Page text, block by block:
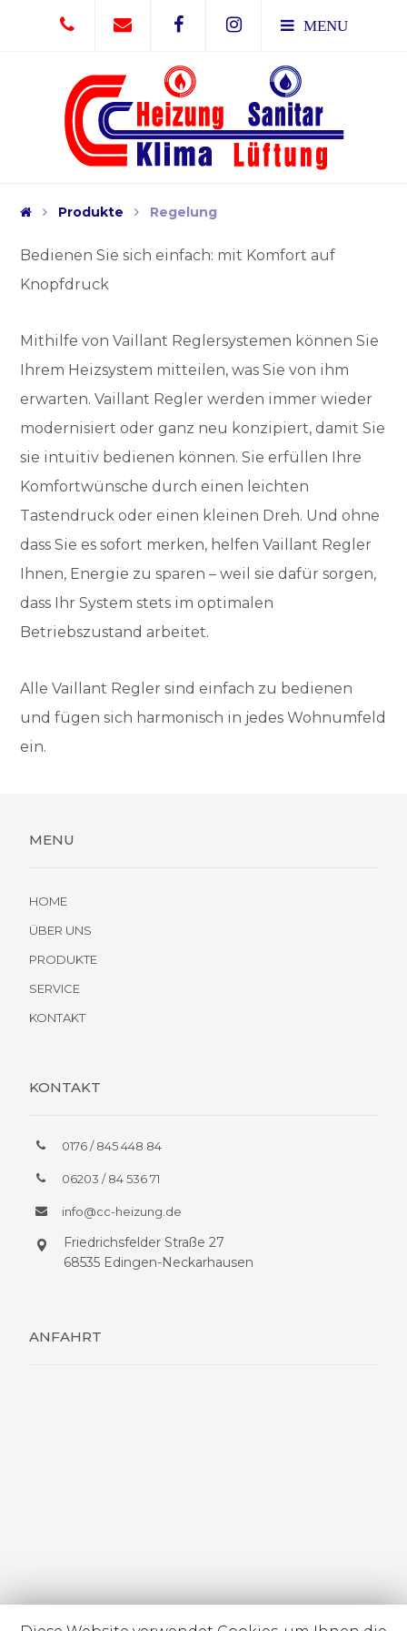
MENU
Produkte Regelung
Bedienen Sie sich einfach: mit Komfort auf
Knopfdruck
Mithilfe von Vaillant Reglersystemen können Sie
Ihrem Heizsystem mitteilen, was Sie von ihm
erwarten. Vaillant Regler werden immer wieder
modernisiert oder ganz neu konzipiert, damit Sie
sie intuitiv bedienen können. Sie erfüllen Ihre
Komfortwünsche durch einen leichten
Tastendruck oder einen kleinen Dreh. Und ohne
dass Sie es sofort merken, helfen Vaillant Regler
Ihnen, Energie zu sparen – weil sie dafür sorgen,
dass Ihr System stets im optimalen
Betriebszustand arbeitet.
Alle Vaillant Regler sind einfach zu bedienen
und fügen sich harmonisch in jedes Wohnumfeld
ein.
MENU
HOME
ÜBER UNS
PRODUKTE
SERVICE
KONTAKT
KONTAKT
0176 / 845 448 84
06203 / 84 536 71
info@cc-heizung.de
Friedrichsfelder Straße 27
68535 Edingen-Neckarhausen
ANFAHRT